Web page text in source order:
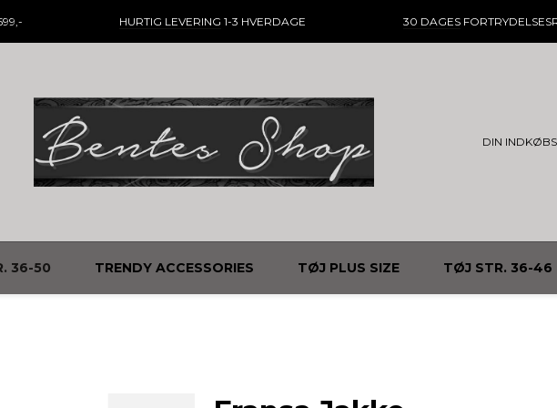
HURTIG LEVERING 1-3 HVERDAGE 30 DAGES
DIN
36-50 TRENDY ACCESSORIES TØJ PLUS SIZE TØJ STR. 36-46